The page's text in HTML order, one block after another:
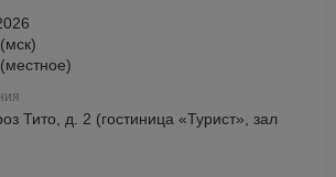
Тито, д. 2 (гостиница «Турист», зал